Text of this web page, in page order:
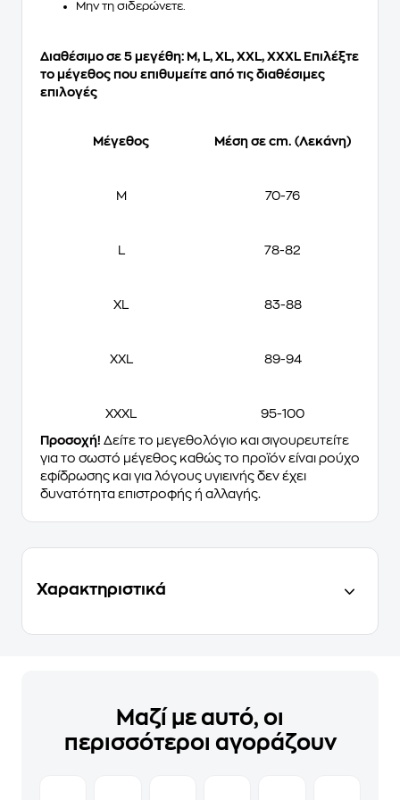
Μην τη σιδερώνετε.
Διαθέσιμο σε 5 μεγέθη: Μ, L, XL, XXL, XΧXL Επιλέξτε
το μέγεθος που επιθυμείτε από τις διαθέσιμες
επιλογές
Μέγεθος Μέση σε cm. (Λεκάνη)
M 70-76
L 78-82
XL 83-88
XXL 89-94
XXXL 95-100
Προσοχή! Δείτε το μεγεθολόγιο και σιγουρευτείτε
για το σωστό μέγεθος καθώς το προϊόν είναι ρούχο
εφίδρωσης και για λόγους υγιεινής δεν έχει
δυνατότητα επιστροφής ή αλλαγής.
Χαρακτηριστικά
Μαζί με αυτό, οι
περισσότεροι αγοράζουν